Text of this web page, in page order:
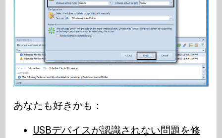
あなたも好きかも：
USBデバイスが認識されない問題を修